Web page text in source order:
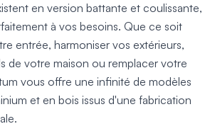
> Portillons traditionnels
> Portillons architectes
> Portillons décoratifs
> Motorisation Portillon
> Ouvertures Spéciales
> Toutes nos clôtures
> Clôtures contemporaines
> Clôtures traditionnelles
en version battante et coulissante,
à vos besoins. Que ce soit
entrée, harmoniser vos extérieurs,
de votre maison ou remplacer votre
vous offre une infinité de modèles
et en bois issus d'une fabrication